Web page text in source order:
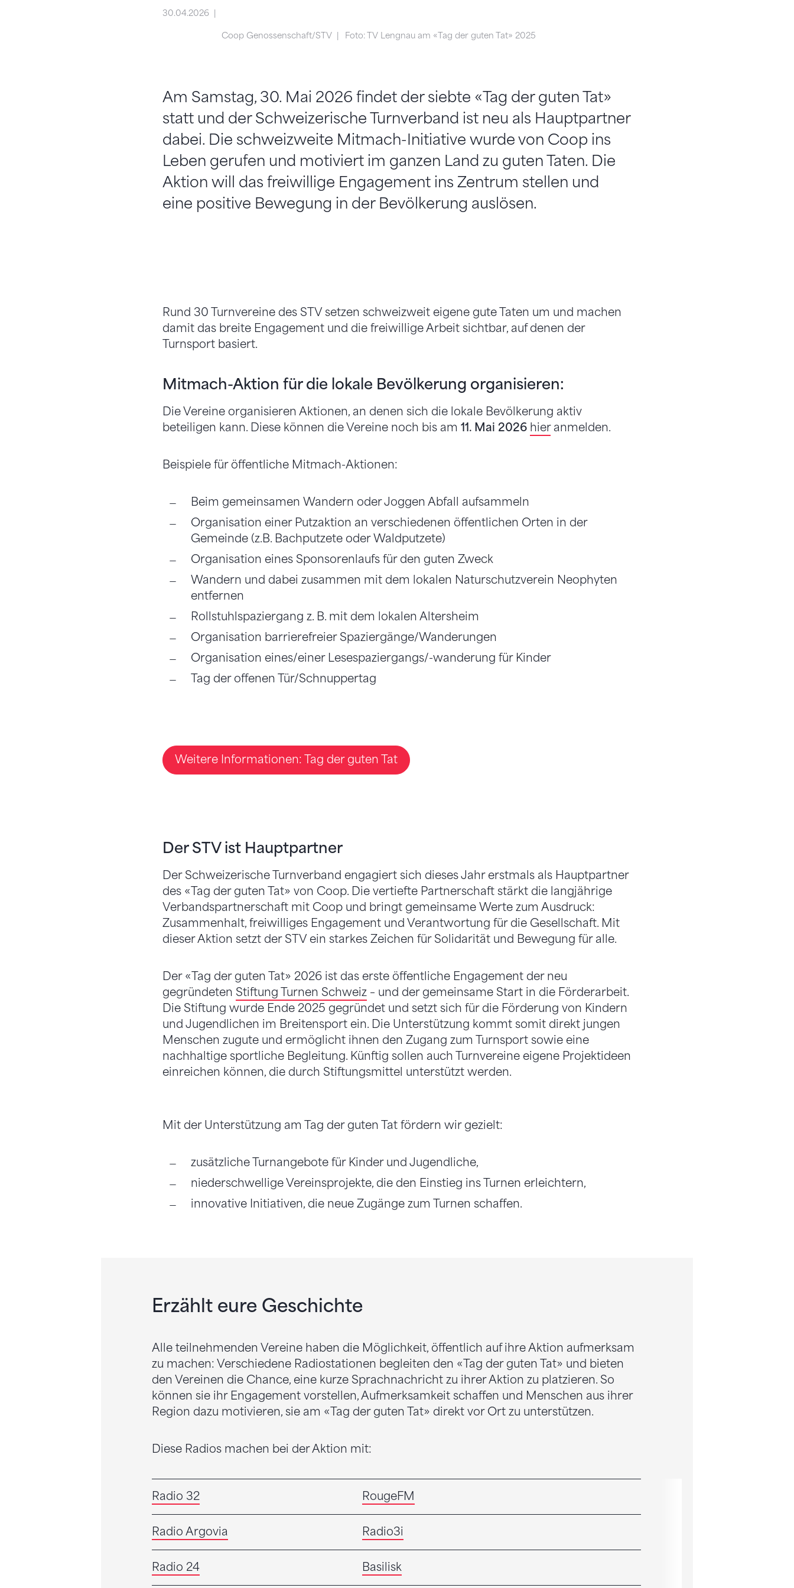
30.04.2026
Coop Genossenschaft/STV Foto: TV Lengnau am «Tag der guten Tat» 2025
Am Samstag, 30. Mai 2026 findet der siebte «Tag der guten Tat»
statt und der Schweizerische Turnverband ist neu als Hauptpartner
dabei. Die schweizweite Mitmach-Initiative wurde von Coop ins
Leben gerufen und motiviert im ganzen Land zu guten Taten. Die
Aktion will das freiwillige Engagement ins Zentrum stellen und
eine positive Bewegung in der Bevölkerung auslösen.
Rund 30 Turnvereine des STV setzen schweizweit eigene gute Taten um und machen
damit das breite Engagement und die freiwillige Arbeit sichtbar, auf denen der
Turnsport basiert.
Mitmach-Aktion für die lokale Bevölkerung organisieren:
Die Vereine organisieren Aktionen, an denen sich die lokale Bevölkerung aktiv
beteiligen kann. Diese können die Vereine noch bis am 11. Mai 2026 hieranmelden.
Beispiele für öffentliche Mitmach-Aktionen:
Beim gemeinsamen Wandern oder Joggen Abfall aufsammeln
Organisation einer Putzaktion an verschiedenen öffentlichen Orten in der
Gemeinde (z.B. Bachputzete oder Waldputzete)
Organisation eines Sponsorenlaufs für den guten Zweck
Wandern und dabei zusammen mit dem lokalen Naturschutzverein Neophyten
entfernen
Rollstuhlspaziergang z. B. mit dem lokalen Altersheim
Organisation barrierefreier Spaziergänge/Wanderungen
Organisation eines/einer Lesespaziergangs/-wanderung für Kinder
Tag der offenen Tür/Schnuppertag
Weitere Informationen: Tag der guten Tat
Der STV ist Hauptpartner
Der Schweizerische Turnverband engagiert sich dieses Jahr erstmals als Hauptpartner
des «Tag der guten Tat» von Coop. Die vertiefte Partnerschaft stärkt die langjährige
Verbandspartnerschaft mit Coop und bringt gemeinsame Werte zum Ausdruck:
Zusammenhalt, freiwilliges Engagement und Verantwortung für die Gesellschaft. Mit
dieser Aktion setzt der STV ein starkes Zeichen für Solidarität und Bewegung für alle.
Der «Tag der guten Tat» 2026 ist das erste öffentliche Engagement der neu
gegründeten Stiftung Turnen Schweiz– und der gemeinsame Start in die Förderarbeit.
Die Stiftung wurde Ende 2025 gegründet und setzt sich für die Förderung von Kindern
und Jugendlichen im Breitensport ein. Die Unterstützung kommt somit direkt jungen
Menschen zugute und ermöglicht ihnen den Zugang zum Turnsport sowie eine
nachhaltige sportliche Begleitung. Künftig sollen auch Turnvereine eigene Projektideen
einreichen können, die durch Stiftungsmittel unterstützt werden.
Mit der Unterstützung am Tag der guten Tat fördern wir gezielt:
zusätzliche Turnangebote für Kinder und Jugendliche,
niederschwellige Vereinsprojekte, die den Einstieg ins Turnen erleichtern,
innovative Initiativen, die neue Zugänge zum Turnen schaffen.
Erzählt eure Geschichte
Alle teilnehmenden Vereine haben die Möglichkeit, öffentlich auf ihre Aktion aufmerksam
zu machen: Verschiedene Radiostationen begleiten den «Tag der guten Tat» und bieten
den Vereinen die Chance, eine kurze Sprachnachricht zu ihrer Aktion zu platzieren. So
können sie ihr Engagement vorstellen, Aufmerksamkeit schaffen und Menschen aus ihrer
Region dazu motivieren, sie am «Tag der guten Tat» direkt vor Ort zu unterstützen.
Diese Radios machen bei der Aktion mit:
Radio 32 RougeFM
Radio Argovia Radio3i
Radio 24 Basilisk